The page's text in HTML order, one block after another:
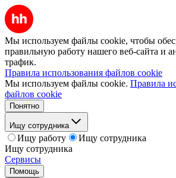
Мы используем файлы cookie, чтобы
правильную работу нашего веб-сайта и
трафик.
Правила использования файлов cookie
Мы используем файлы cookie. Правила
файлов cookie
Понятно
Ищу сотрудника
Ищу работу
Ищу сотрудника
Ищу сотрудника
Сервисы
Помощь